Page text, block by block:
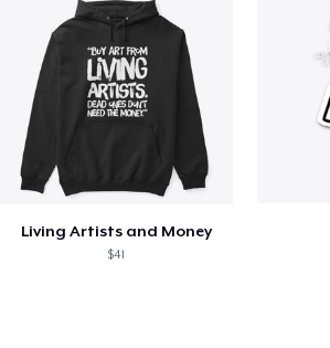
Living Artists and Money
$41